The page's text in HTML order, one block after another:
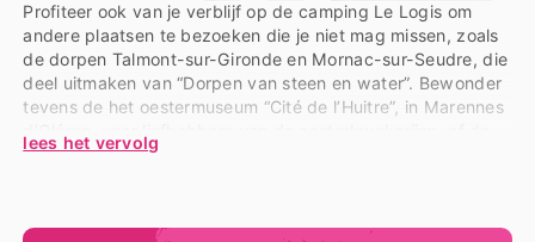
Profiteer ook van je verblijf op de camping Le Logis om
andere plaatsen te bezoeken die je niet mag missen, zoals
de dorpen Talmont-sur-Gironde en Mornac-sur-Seudre, die
deel uitmaken van “Dorpen van steen en water”. Bewonder
tevens de het oestermuseum “Cité de l’Huitre”, in Marennes
het aan de prehistorie gewijde “Paléosite” in Saint-Césaire,
lees het vervolg